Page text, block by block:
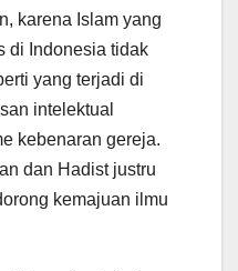
karena Islam yang
di Indonesia tidak
yang terjadi di
intelektual
kebenaran gereja.
dan Hadist justru
kemajuan ilmu